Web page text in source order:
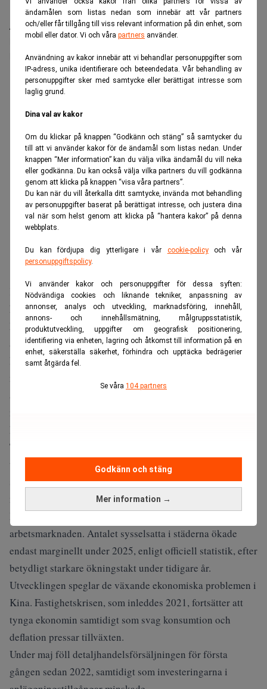
ändamålen som listas nedan som innebär att vår partners
och/eller får tillgång till viss relevant information på din enhet, som
mobil eller dator. Vi och våra partners använder.
Användning av kakor innebär att vi behandlar personuppgifter som
IP-adress, unika identifierare och beteendedata. Vår behandling av
personuppgifter sker med samtycke eller berättigat intresse som
laglig grund.
Dina val av kakor
Om du klickar på knappen “Godkänn och stäng” så samtycker du
till att vi använder kakor för de ändamål som listas nedan. Under
knappen “Mer information” kan du välja vilka ändamål du vill neka
eller godkänna. Du kan också välja vilka partners du vill godkänna
genom att klicka på knappen “visa våra partners”.
Du kan när du vill återkalla ditt samtycke, invända mot behandling
av personuppgifter baserat på berättigat intresse, och justera dina
val när som helst genom att klicka på “hantera kakor” på denna
webbplats.
Du kan fördjupa dig ytterligare i vår cookie-policyoch vår
personuppgiftspolicy.
Vi använder kakor och personuppgifter för dessa syften:
Nödvändiga cookies och liknande tekniker, anpassning av
annonser, analys och utveckling, marknadsföring, innehåll,
annons- och innehållsmätning, målgruppsstatistik,
produktutveckling, uppgifter om geografisk positionering,
identifiering via enheten, lagring och åtkomst till information på en
enhet, säkerställa säkerhet, förhindra och upptäcka bedrägerier
samt åtgärda fel.
Se våra 104 partners
Mer information →
Godkänn och stäng
Arbetsmarknaden i Kina har inte stärkts som landet
har velat. Nu tar man bort ett mål som tidigare har
lyfts fram för att peka på ambition.
ANNONS
Kina slopar för första gången på flera decennier ett
konkret mål för antalet nya stadsjobb i landets femårsplan.
Beslutet ses som ett tecken på att arbetsmarknaden pressas
av den svagare ekonomiska utvecklingen.
I den nya femårsplanen från det kinesiska ministeriet för
mänskliga resurser och social trygghet anges endast att
antalet nya jobb i städerna ska hållas på en ”betydande
nivå”.
Har mattats av rejält
Tidigare planer har innehållit tydliga målsättningar på
tiotals miljoner nya arbetstillfällen. Den senaste planen,
som gällde 2021–2025, hade ett mål på över 55 miljoner
nya stadsjobb, skriverFinancial Times
Bakom förändringen ligger en tydlig avmattning på
arbetsmarknaden. Antalet sysselsatta i städerna ökade
endast marginellt under 2025, enligt officiell statistik, efter
betydligt starkare ökningstakt under tidigare år.
Utvecklingen speglar de växande ekonomiska problemen i
Kina. Fastighetskrisen, som inleddes 2021, fortsätter att
tynga ekonomin samtidigt som svag konsumtion och
deflation pressar tillväxten.
Under maj föll detaljhandelsförsäljningen för första
gången sedan 2022, samtidigt som investeringarna i